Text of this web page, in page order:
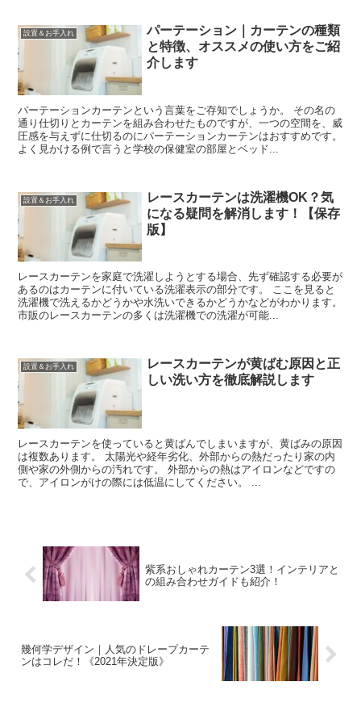
設置＆お手入れ
パーテーション｜カーテンの種類
と特徴、オススメの使い方をご紹
介します
パーテーションカーテンという言葉をご存知でしょうか。 その名の
通り仕切りとカーテンを組み合わせたものですが、一つの空間を、威
圧感を与えずに仕切るのにパーテーションカーテンはおすすめです。
よく見かける例で言うと学校の保健室の部屋とベッド...
設置＆お手入れ
レースカーテンは洗濯機OK？気
になる疑問を解消します！【保存
版】
レースカーテンを家庭で洗濯しようとする場合、先ず確認する必要が
あるのはカーテンに付いている洗濯表示の部分です。 ここを見ると
洗濯機で洗えるかどうかや水洗いできるかどうかなどがわかります。
市販のレースカーテンの多くは洗濯機での洗濯が可能...
設置＆お手入れ
レースカーテンが黄ばむ原因と正
しい洗い方を徹底解説します
レースカーテンを使っていると黄ばんでしまいますが、黄ばみの原因
は複数あります。 太陽光や経年劣化、外部からの熱だったり家の内
側や家の外側からの汚れです。 外部からの熱はアイロンなどですの
で、アイロンがけの際には低温にしてください。 ...
紫系おしゃれカーテン3選！インテリアと
の組み合わせガイドも紹介！
幾何学デザイン｜人気のドレープカーテ
ンはコレだ！《2021年決定版》